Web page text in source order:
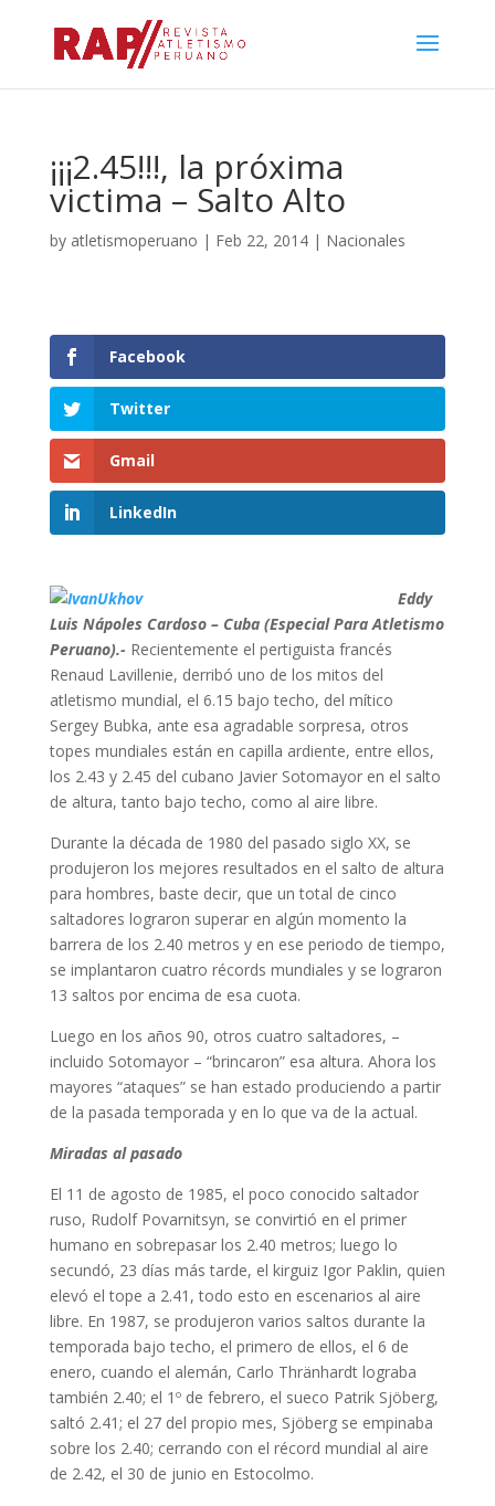
¡¡¡2.45!!!, la próxima
victima – Salto Alto
by atletismoperuano | Feb 22, 2014| Nacionales
Facebook
Twitter
Gmail
LinkedIn
Eddy
Luis Nápoles Cardoso – Cuba (Especial Para Atletismo
Peruano).- Recientemente el pertiguista francés
Renaud Lavillenie, derribó uno de los mitos del
atletismo mundial, el 6.15 bajo techo, del mítico
Sergey Bubka, ante esa agradable sorpresa, otros
topes mundiales están en capilla ardiente, entre ellos,
los 2.43 y 2.45 del cubano Javier Sotomayor en el salto
de altura, tanto bajo techo, como al aire libre.
Durante la década de 1980 del pasado siglo XX, se
produjeron los mejores resultados en el salto de altura
para hombres, baste decir, que un total de cinco
saltadores lograron superar en algún momento la
barrera de los 2.40 metros y en ese periodo de tiempo,
se implantaron cuatro récords mundiales y se lograron
13 saltos por encima de esa cuota.
Luego en los años 90, otros cuatro saltadores, –
incluido Sotomayor – “brincaron” esa altura. Ahora los
mayores “ataques” se han estado produciendo a partir
de la pasada temporada y en lo que va de la actual.
Miradas al pasado
El 11 de agosto de 1985, el poco conocido saltador
ruso, Rudolf Povarnitsyn, se convirtió en el primer
humano en sobrepasar los 2.40 metros; luego lo
secundó, 23 días más tarde, el kirguiz Igor Paklin, quien
elevó el tope a 2.41, todo esto en escenarios al aire
libre. En 1987, se produjeron varios saltos durante la
temporada bajo techo, el primero de ellos, el 6 de
enero, cuando el alemán, Carlo Thränhardt lograba
también 2.40; el 1º de febrero, el sueco Patrik Sjöberg,
saltó 2.41; el 27 del propio mes, Sjöberg se empinaba
sobre los 2.40; cerrando con el récord mundial al aire
de 2.42, el 30 de junio en Estocolmo.